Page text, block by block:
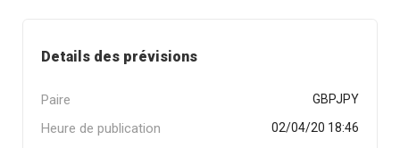
Details des prévisions
Paire GBPJPY
Heure de publication 02/04/20 18:46